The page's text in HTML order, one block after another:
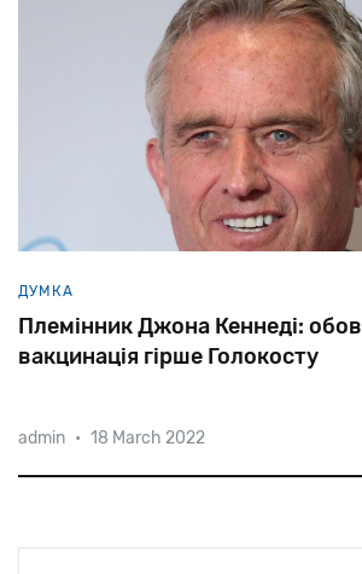
ДУМКА
Племінник Джона Кеннеді:
вакцинація гірше Голокосту
«Навіть у гітлерівській Німеччині
перетнути Альпи і потрапити у
admin • 18 March 2022